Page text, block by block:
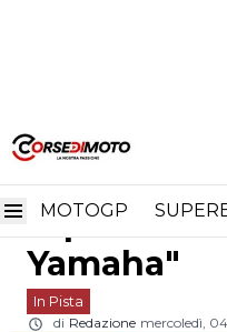
MOTOGP
Home In Pista
MotoGP:
"Spero di
Yamaha"
In Pista
di Redazione mercoledì,